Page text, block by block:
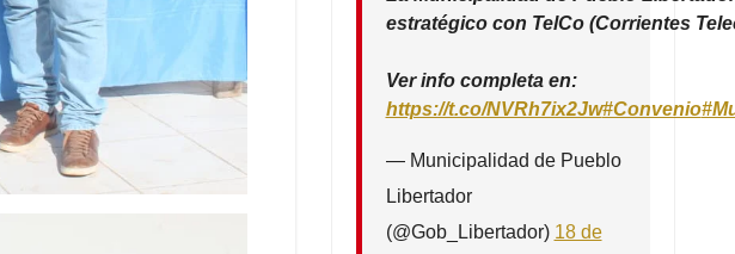
estratégico con TelCo (Corrientes
Ver info completa en:
https://t.co/NVRh7ix2Jw#Convenio
— Municipalidad de Pueblo
Libertador
(@Gob_Libertador) 18 de